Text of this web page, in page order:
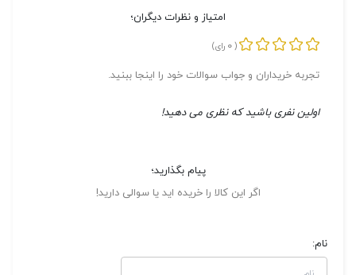
امتیاز و نظرات دیگران؛
(
0 رای)
تجربه خریداران و جواب سوالات خود را اینجا ببنید.
اولین نفری باشید که نظری می دهید!
پیام بگذارید؛
اگر این کالا را خریده اید یا سوالی دارید!
نام: